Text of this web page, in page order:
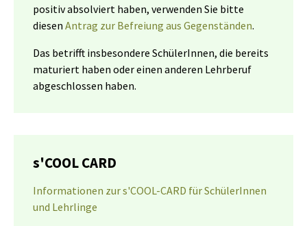
positiv absolviert haben, verwenden Sie bitte
diesen Antrag zur Befreiung aus Gegenständen.
Das betrifft insbesondere SchülerInnen, die bereits
maturiert haben oder einen anderen Lehrberuf
abgeschlossen haben.
s'COOL CARD
Informationen zur s'COOL-CARD für SchülerInnen
und Lehrlinge